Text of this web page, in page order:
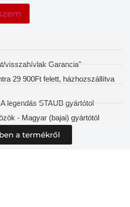
visszahívlak Garancia"
29 900Ft felett, házhozszállítva
legendás STAUB gyártótol
- Magyar (bajai) gyártótól
a termékről